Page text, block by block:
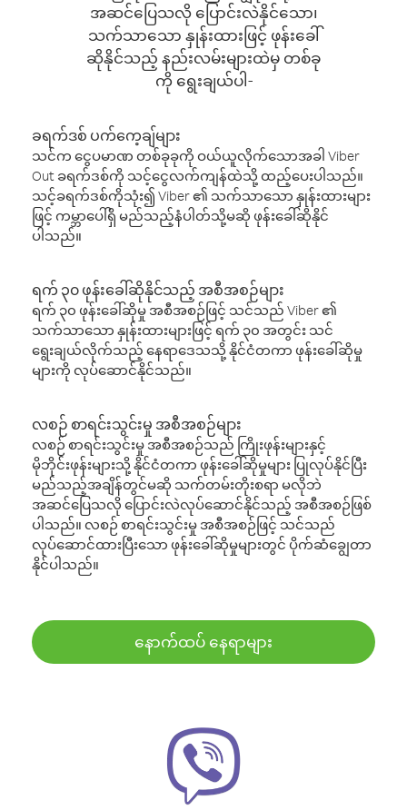
အဆင်ပြေသလို ပြောင်းလဲနိုင်သော၊
သက်သာသော နှုန်းထားဖြင့် ဖုန်းခေါ်
ဆိုနိုင်သည့် နည်းလမ်းများထဲမှ တစ်ခု
ကို ရွေးချယ်ပါ-
ခရက်ဒစ် ပက်ကေ့ချ်များ
သင်က ငွေပမာဏ တစ်ခုခုကို ဝယ်ယူလိုက်သောအခါ Viber
Out ခရက်ဒစ်ကို သင့်ငွေလက်ကျန်ထဲသို့ ထည့်ပေးပါသည်။
သင့်ခရက်ဒစ်ကိုသုံး၍ Viber ၏ သက်သာသော နှုန်းထားများ
ဖြင့် ကမ္ဘာပေါ်ရှိ မည်သည့်နံပါတ်သို့မဆို ဖုန်းခေါ်ဆိုနိုင်
ပါသည်။
ရက် ၃၀ ဖုန်းခေါ်ဆိုနိုင်သည့် အစီအစဉ်များ
ရက် ၃၀ ဖုန်းခေါ်ဆိုမှု အစီအစဉ်ဖြင့် သင်သည် Viber ၏
သက်သာသော နှုန်းထားများဖြင့် ရက် ၃၀ အတွင်း သင်
ရွေးချယ်လိုက်သည့် နေရာဒေသသို့ နိုင်ငံတကာ ဖုန်းခေါ်ဆိုမှု
များကို လုပ်ဆောင်နိုင်သည်။
လစဉ် စာရင်းသွင်းမှု အစီအစဉ်များ
လစဉ် စာရင်းသွင်းမှု အစီအစဉ်သည် ကြိုးဖုန်းများနှင့်
မိုဘိုင်းဖုန်းများသို့ နိုင်ငံတကာ ဖုန်းခေါ်ဆိုမှုများ ပြုလုပ်နိုင်ပြီး
မည်သည့်အချိန်တွင်မဆို သက်တမ်းတိုးစရာ မလိုဘဲ
အဆင်ပြေသလို ပြောင်းလဲလုပ်ဆောင်နိုင်သည့် အစီအစဉ်ဖြစ်
ပါသည်။ လစဉ် စာရင်းသွင်းမှု အစီအစဉ်ဖြင့် သင်သည်
လုပ်ဆောင်ထားပြီးသော ဖုန်းခေါ်ဆိုမှုများတွင် ပိုက်ဆံချွေတာ
နိုင်ပါသည်။
နောက်ထပ် နေရာများ